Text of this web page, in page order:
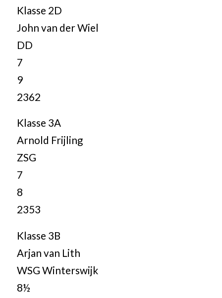
Klasse 2D
John van der Wiel
DD
7
9
2362
Klasse 3A
Arnold Frijling
ZSG
7
8
2353
Klasse 3B
Arjan van Lith
WSG Winterswijk
8½